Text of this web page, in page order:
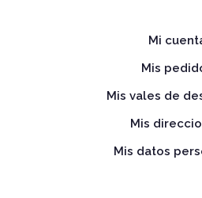
Mi
Mis
Mis vales de
Mis
Mis datos